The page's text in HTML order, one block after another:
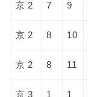
京 2 7 9
京 2 8 10
京 2 8 11
京 3 1 1